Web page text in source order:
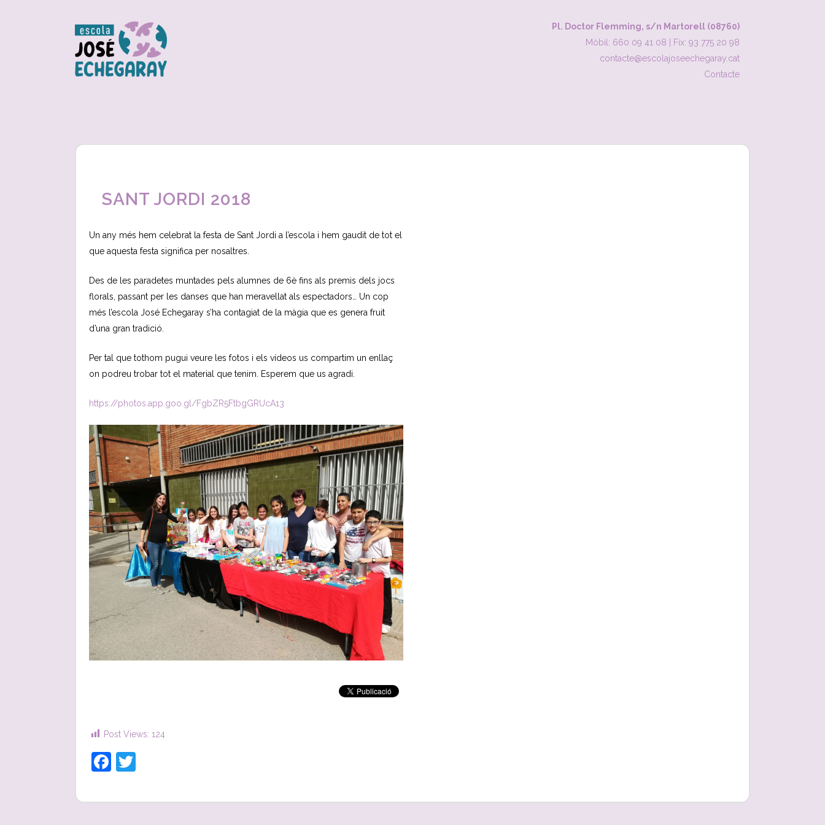
Pl. Doctor Flemming, s/n Martorell (08760)
Mòbil: 660 09 41 08
Fix: 93 775 20 98
contacte@escolajoseechegaray.cat
Contacte
SANT JORDI 2018
Un any més hem celebrat la festa de Sant Jordi a l’escola i hem gaudit de tot el
que aquesta festa significa per nosaltres.
Des de les paradetes muntades pels alumnes de 6è fins als premis dels jocs
florals, passant per les danses que han meravellat als espectadors… Un cop
més l’escola José Echegaray s’ha contagiat de la màgia que es genera fruit
d’una gran tradició.
Per tal que tothom pugui veure les fotos i els vídeos us compartim un enllaç
on podreu trobar tot el material que tenim. Esperem que us agradi.
https://photos.app.goo.gl/FgbZR5FtbgGRUcA13
Post Views: 124
Facebook